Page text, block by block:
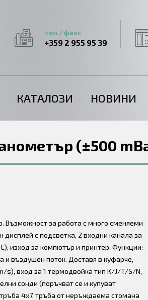
тел./факс
+359 2 955 95 39
КАТАЛОЗИ НОВИНИ
(±500
за работа с много сменяеми
с подсветка, 2 входни канала за
изход за компютър и принтер. Функции:
и въздушен поток. Доставя в куфарче,
s), вход за 1 термодвойка тип K/J/T/S/N,
сонди (поръчват се и купуват
4x7, тръба от неръждаема стомана